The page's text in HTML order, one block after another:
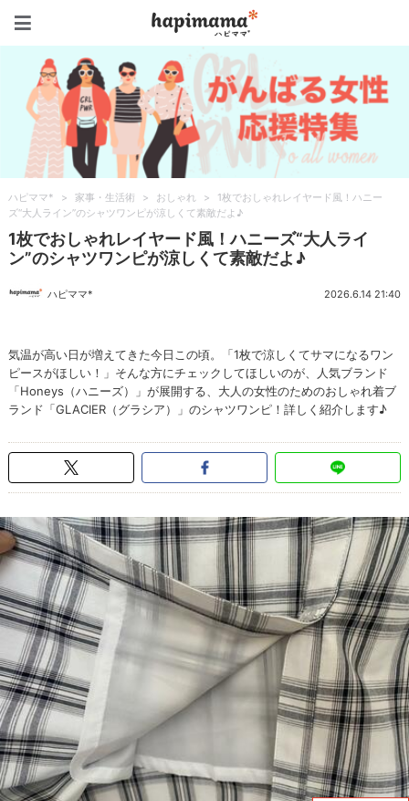
ハピママ* > 家事・生活術 > おしゃれ >
1枚でおしゃれレイヤード風！ハニー
ズ“大人ライン”のシャツワンピが涼しくて素敵だよ♪
1枚でおしゃれレイヤード風！ハニーズ“大人ライ
ン”のシャツワンピが涼しくて素敵だよ♪
ハピママ* 2026.6.14 21:40
気温が高い日が増えてきた今日この頃。「1枚で涼しくてサマになるワン
ピースがほしい！」そんな方にチェックしてほしいのが、人気ブランド
「Honeys（ハニーズ）」が展開する、大人の女性のためのおしゃれ着ブ
ランド「GLACIER（グラシア）」のシャツワンピ！詳しく紹介します♪